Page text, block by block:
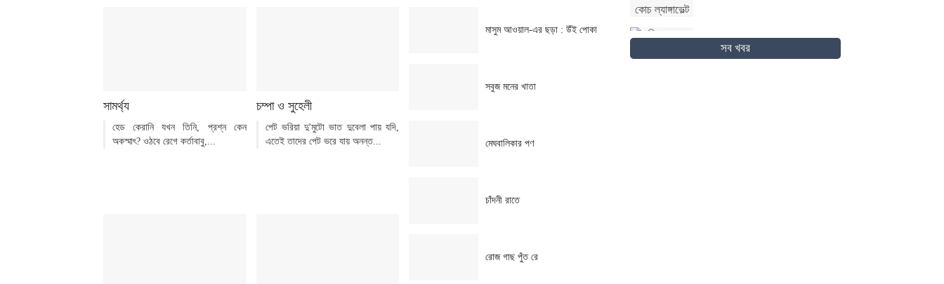
সামর্থ্য
হেড কেরানি যখন তিনি, প্রশ্ন কেন
অকস্মাৎ? ওঠবে রেগে কর্তাবাবু,...
চম্পা ও সুহেলী
পেট ভরিয়া দু'মুটো ভাত দুবেলা পায় যদি,
এতেই তাদের পেট ভরে যায় অনন্ত...
মাসুম আওয়াল-এর ছড়া : উঁই পোকা
সবুজ মনের খাতা
মেঘবালিকার পণ
চাঁদনী রাতে
রোজ গাছ পুঁত রে
দিনাজপুরের ফুলবাড়ীতে সড়ক দুর্ঘটনায়
দু’জন নিহত
সব খবর